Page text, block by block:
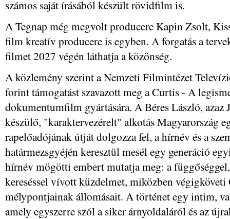
számos saját írásából készült rövidfilm is.
A Tegnap még megvolt producere Kapin Zsolt,
film kreatív producere is egyben. A forgatás a
filmet 2027 végén láthatja a közönség.
A közlemény szerint a Nemzeti Filmintézet
forint támogatást szavazott meg a Curtis - A
dokumentumfilm gyártására. A Béres László, azaz
készülő, "karaktervezérelt" alkotás Magyarország
rapelőadójának útját dolgozza fel, a hírnév és a
határmezsgyéjén keresztül mesél egy generáció
hírnév mögötti embert mutatja meg: a
kereséssel vívott küzdelmet, miközben végigköveti
mélypontjainak állomásait. A történet egy intim,
amely egyszerre szól a siker árnyoldaláról és az